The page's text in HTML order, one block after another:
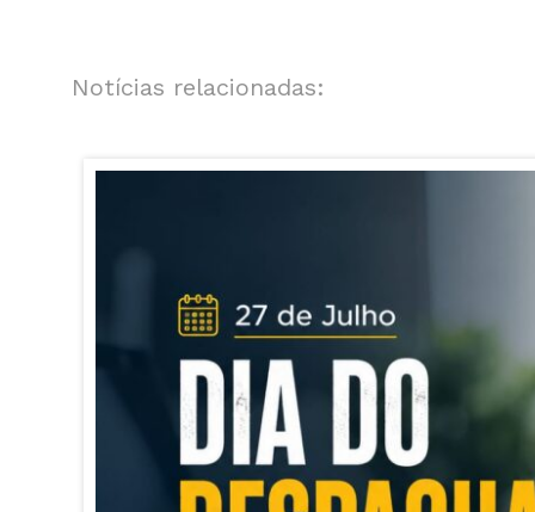
Notícias relacionadas: